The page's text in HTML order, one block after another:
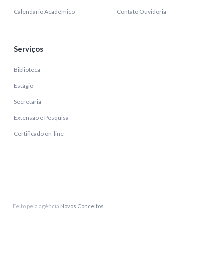
Calendário Acadêmico Contato Ouvidoria
Serviços
Biblioteca
Estágio
Secretaria
Extensão e Pesquisa
Certificado on-line
Feito pela agência Novos Conceitos